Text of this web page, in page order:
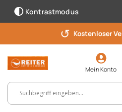
Kontrastmodus
↺ Kostenloser
Mein Konto
Suchbegriff, Artikelnummer ...